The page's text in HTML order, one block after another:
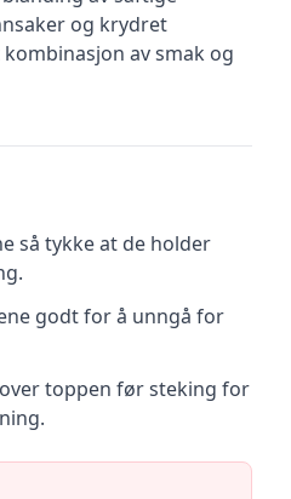
og krydret
av smak og
så tykke at de holder
godt for å unngå for
toppen før steking for